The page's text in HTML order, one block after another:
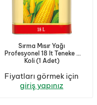
Sırma Mısır Yağı
Profesyonel 18 lt Teneke 1
Koli (1 Adet)
Fiyatları görmek için
giriş yapınız